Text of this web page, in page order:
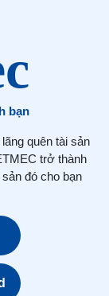
bạn
quên tài sản
trở thành
đó cho bạn